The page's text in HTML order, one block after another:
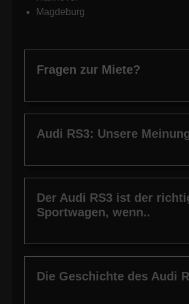
Magdeburg
Fragen zur Miete?
Audi RS3: Unsere
Der Audi RS3 ist der
Sportwagen, wenn..
Die Geschichte des Audi